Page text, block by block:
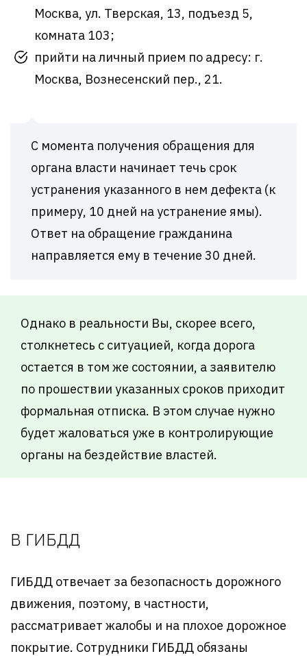
Москва, ул. Тверская, 13, подъезд 5,
комната 103;
прийти на личный прием по адресу: г.
Москва, Вознесенский пер., 21.
С момента получения обращения для
органа власти начинает течь срок
устранения указанного в нем дефекта (к
примеру, 10 дней на устранение ямы).
Ответ на обращение гражданина
направляется ему в течение 30 дней.
Однако в реальности Вы, скорее всего,
столкнетесь с ситуацией, когда дорога
остается в том же состоянии, а заявителю
по прошествии указанных сроков приходит
формальная отписка. В этом случае нужно
будет жаловаться уже в контролирующие
органы на бездействие властей.
В ГИБДД
ГИБДД отвечает за безопасность дорожного
движения, поэтому, в частности,
рассматривает жалобы и на плохое дорожное
покрытие. Сотрудники ГИБДД обязаны